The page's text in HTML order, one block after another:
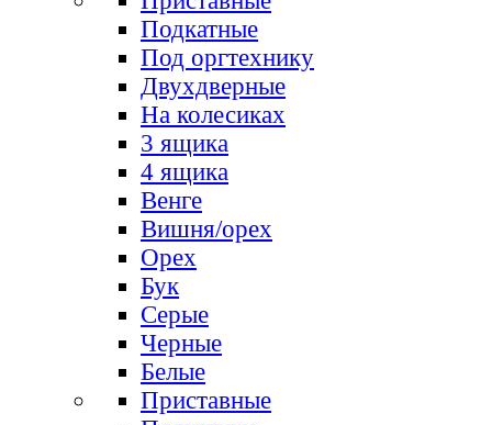
Подкатные
Под оргтехнику
Двухдверные
На колесиках
3 ящика
4 ящика
Венге
Вишня/орех
Орех
Бук
Серые
Черные
Белые
Приставные